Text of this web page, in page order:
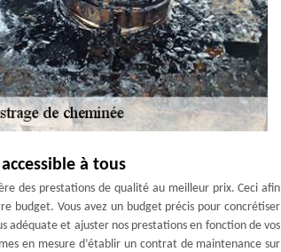
à tous
des prestations de qualité au meilleur prix. Ceci afin
budget. Vous avez un budget précis pour concrétiser
adéquate et ajuster nos prestations en fonction de vos
en mesure d’établir un contrat de maintenance sur